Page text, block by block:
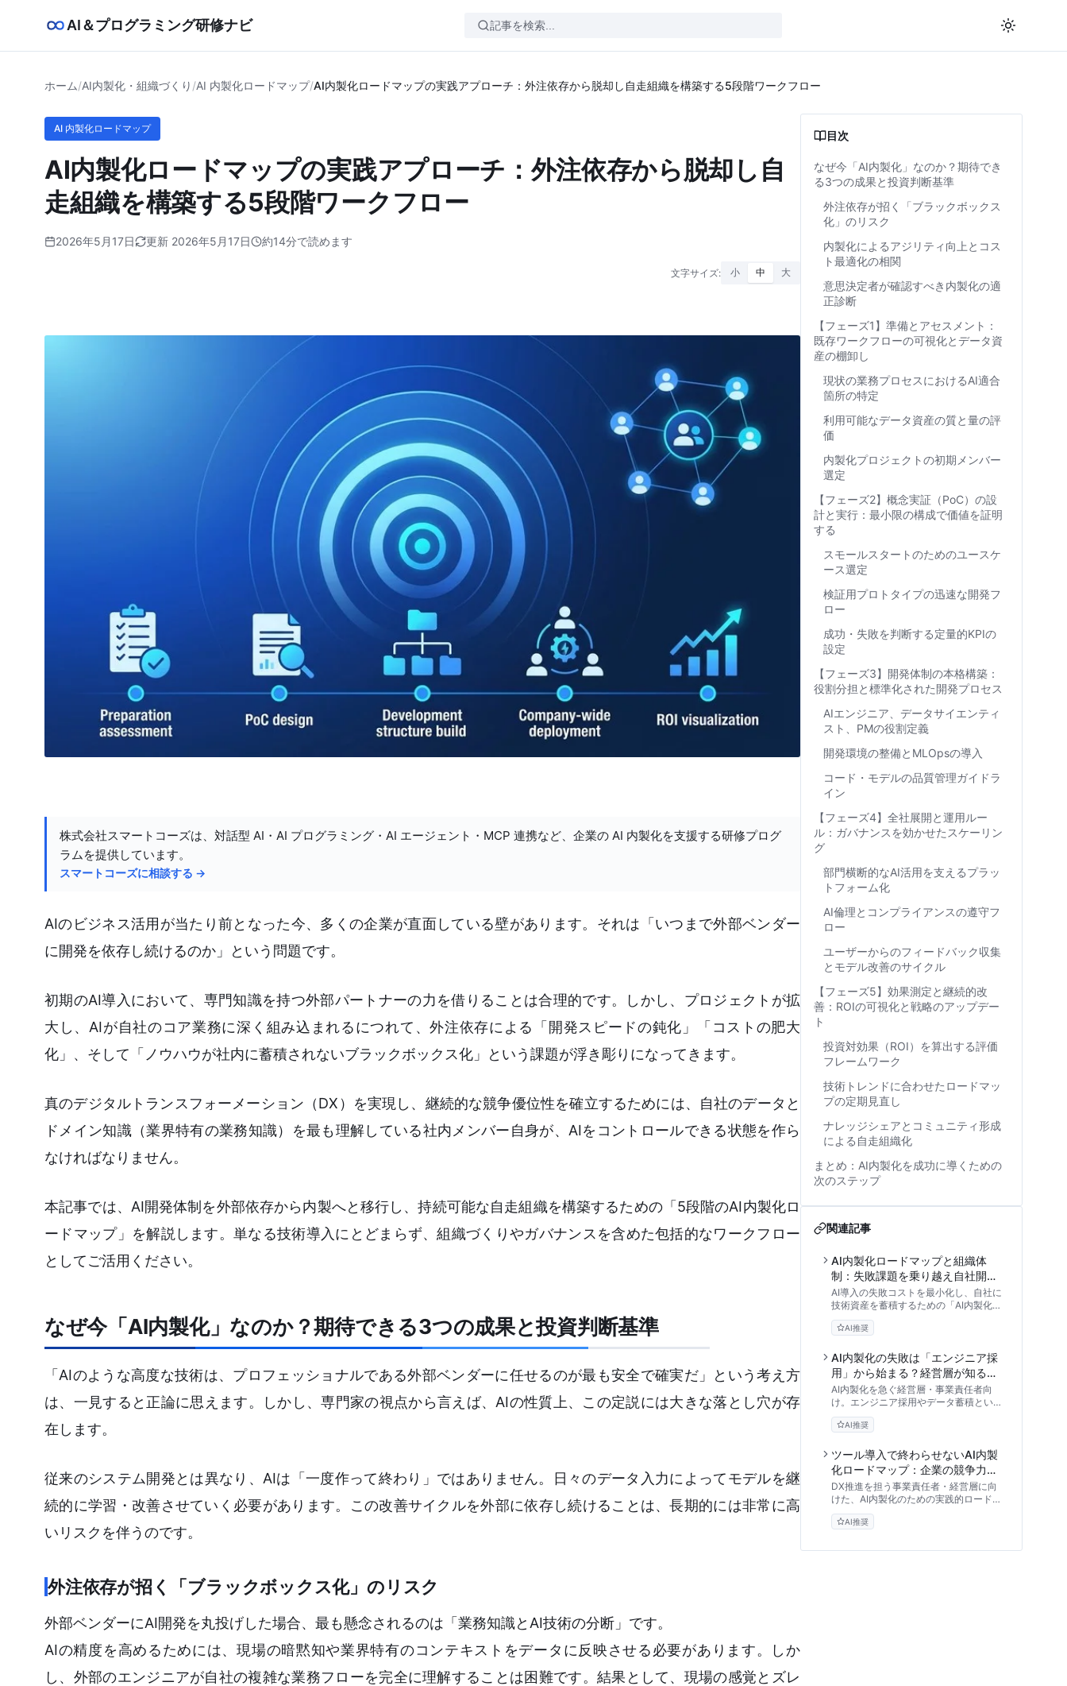
AI＆プログラミング研修ナビ
ホーム/AI内製化・組織づくり /AI 内製化ロードマップ/AI内製化ロードマップの実践アプローチ：外注依存から脱却し自走組織を構築する5段階ワークフロー
AI 内製化ロードマップ
AI内製化ロードマップの実践アプローチ：外注依存から脱却し自
走組織を構築する5段階ワークフロー
2026年5月17日 更新 2026年5月17日 約14分で読めます
文字サイズ: 小 中 大
株式会社スマートコーズは、対話型 AI・AI プログラミング・AI エージェント・MCP 連携など、企業の AI 内製化を支援する研修プログ
ラムを提供しています。
スマートコーズに相談する →
AIのビジネス活用が当たり前となった今、多くの企業が直面している壁があります。それは「いつまで外部ベンダー
に開発を依存し続けるのか」という問題です。
初期のAI導入において、専門知識を持つ外部パートナーの力を借りることは合理的です。しかし、プロジェクトが拡
大し、AIが自社のコア業務に深く組み込まれるにつれて、外注依存による「開発スピードの鈍化」「コストの肥大
化」、そして「ノウハウが社内に蓄積されないブラックボックス化」という課題が浮き彫りになってきます。
真のデジタルトランスフォーメーション（DX）を実現し、継続的な競争優位性を確立するためには、自社のデータと
ドメイン知識（業界特有の業務知識）を最も理解している社内メンバー自身が、AIをコントロールできる状態を作ら
なければなりません。
本記事では、AI開発体制を外部依存から内製へと移行し、持続可能な自走組織を構築するための「5段階のAI内製化ロ
ードマップ」を解説します。単なる技術導入にとどまらず、組織づくりやガバナンスを含めた包括的なワークフロー
としてご活用ください。
なぜ今「AI内製化」なのか？期待できる3つの成果と投資判断基準
「AIのような高度な技術は、プロフェッショナルである外部ベンダーに任せるのが最も安全で確実だ」という考え方
は、一見すると正論に思えます。しかし、専門家の視点から言えば、AIの性質上、この定説には大きな落とし穴が存
在します。
従来のシステム開発とは異なり、AIは「一度作って終わり」ではありません。日々のデータ入力によってモデルを継
続的に学習・改善させていく必要があります。この改善サイクルを外部に依存し続けることは、長期的には非常に高
いリスクを伴うのです。
外注依存が招く「ブラックボックス化」のリスク
外部ベンダーにAI開発を丸投げした場合、最も懸念されるのは「業務知識とAI技術の分断」です。
AIの精度を高めるためには、現場の暗黙知や業界特有のコンテキストをデータに反映させる必要があります。しか
し、外部のエンジニアが自社の複雑な業務フローを完全に理解することは困難です。結果として、現場の感覚とズレ
目次
なぜ今「AI内製化」なのか？期待でき
る3つの成果と投資判断基準
外注依存が招く「ブラックボックス
化」のリスク
内製化によるアジリティ向上とコス
ト最適化の相関
意思決定者が確認すべき内製化の適
正診断
【フェーズ1】準備とアセスメント：
既存ワークフローの可視化とデータ資
産の棚卸し
現状の業務プロセスにおけるAI適合
箇所の特定
利用可能なデータ資産の質と量の評
価
内製化プロジェクトの初期メンバー
選定
【フェーズ2】概念実証（PoC）の設
計と実行：最小限の構成で価値を証明
する
スモールスタートのためのユースケ
ース選定
検証用プロトタイプの迅速な開発フ
ロー
成功・失敗を判断する定量的KPIの
設定
【フェーズ3】開発体制の本格構築：
役割分担と標準化された開発プロセス
AIエンジニア、データサイエンティ
スト、PMの役割定義
開発環境の整備とMLOpsの導入
コード・モデルの品質管理ガイドラ
イン
【フェーズ4】全社展開と運用ルー
ル：ガバナンスを効かせたスケーリン
グ
部門横断的なAI活用を支えるプラッ
トフォーム化
AI倫理とコンプライアンスの遵守フ
ロー
ユーザーからのフィードバック収集
とモデル改善のサイクル
【フェーズ5】効果測定と継続的改
善：ROIの可視化と戦略のアップデー
ト
投資対効果（ROI）を算出する評価
フレームワーク
技術トレンドに合わせたロードマッ
プの定期見直し
ナレッジシェアとコミュニティ形成
による自走組織化
まとめ：AI内製化を成功に導くための
次のステップ
関連記事
AI内製化ロードマップと組織体
制：失敗課題を乗り越え自社開発
のメリットを引き出すリスク管理
手法
AI導入の失敗コストを最小化し、自社に
技術資産を蓄積するための「AI内製化ロ
ードマップ」を徹底解説。外部依存のリ
スクから、作るか借りるかの判断基準、
法まで、DX推進責任者が直面する課題
と解決策を専門家の視点で紐解きます。
AI推奨
AI内製化の失敗は「エンジニア採
用」から始まる？経営層が知るべ
きビジネス実装のロードマップと
組織づくり
AI内製化を急ぐ経営層・事業責任者向
け。エンジニア採用やデータ蓄積といっ
た常識を疑い、なぜDXが失敗するのか
を徹底解説。技術ではなく「組織づく
た、真に機能するAI内製化ロードマップ
を提示します。まずはデモ環境でスモー
ルスタートする重要性も解説。
AI推奨
ツール導入で終わらせないAI内製
化ロードマップ：企業の競争力を
左右する「自走力」獲得の処方箋
DX推進を担う事業責任者・経営層に向
けた、AI内製化のための実践的ロードマ
ップ。外部ベンダーへの丸投げ依存から
脱却し、社内に専門家がいなくても自走
と、マインドセットの転換方法を提示し
AI推奨